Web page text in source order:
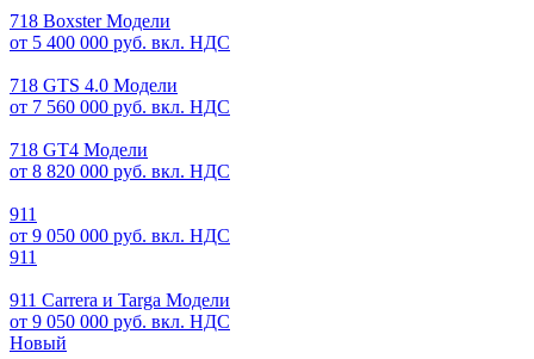
718 Boxster Модели
от 5 400 000 руб. вкл. НДС
718 GTS 4.0 Модели
от 7 560 000 руб. вкл. НДС
718 GT4 Модели
от 8 820 000 руб. вкл. НДС
911
от 9 050 000 руб. вкл. НДС
911
911 Carrera и Targa Модели
от 9 050 000 руб. вкл. НДС
Новый